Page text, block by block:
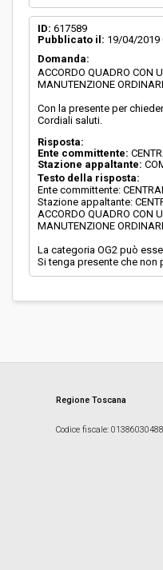
ID: 617589
Pubblicato il: 19/04/2019
Domanda:
ACCORDO QUADRO CON
MANUTENZIONE
Con la presente per
Cordiali saluti.
Risposta:
Ente committente:
Stazione appaltante:
Testo della risposta:
Ente committente:
Stazione appaltante:
ACCORDO QUADRO CON
MANUTENZIONE
La categoria OG2 può
Si tenga presente che
Regione Toscana
Codice fiscale: 01386030488